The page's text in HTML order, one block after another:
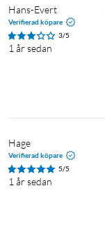
Hans-Evert
Verifierad köpare
3/5
1 år sedan
Hage
Verifierad köpare
5/5
1 år sedan